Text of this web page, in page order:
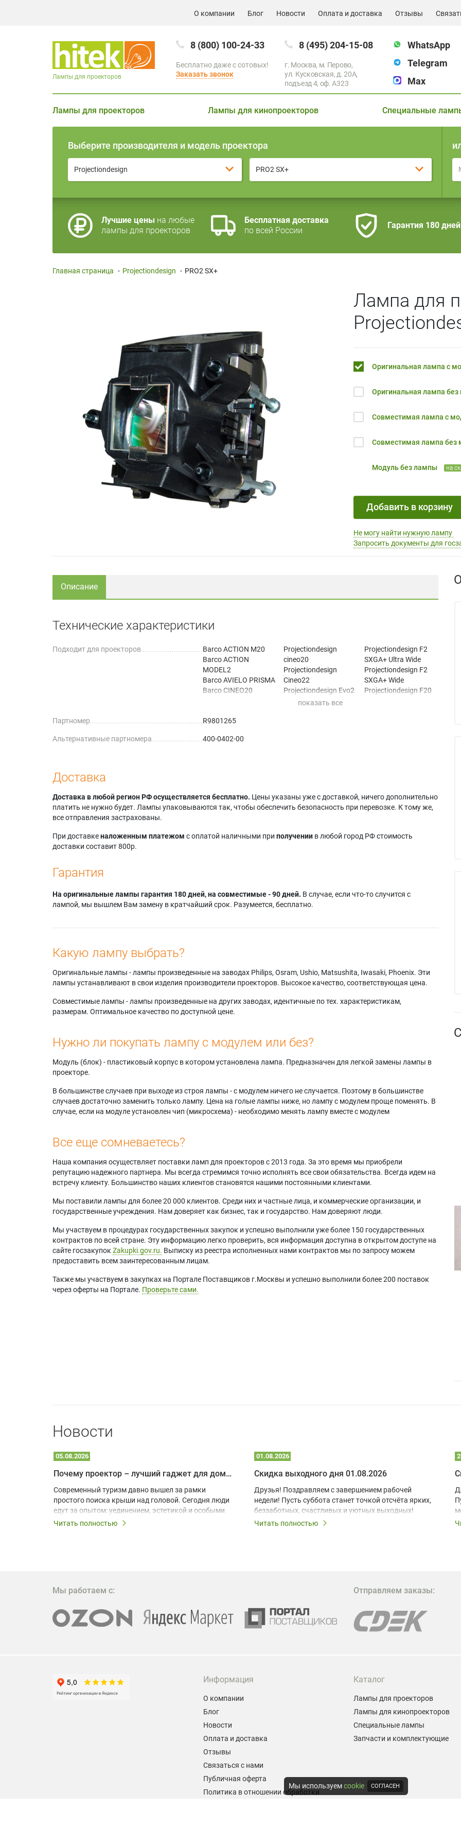
О компании Блог Новости Оплата и доставка Отзывы
8 (800) 100-24-33
Бесплатно даже с сотовых!
Заказать звонок
8 (495) 204-15-08
г. Москва, м. Перово,
ул. Кусковская, д. 20А,
подъезд 4, оф. A323
WhatsApp
Telegram
Max
Лампы для проекторов
Лампы для проекторов Лампы для кинопроекторов Специальные
Выберите производителя и модель проектора
Projectiondesign PRO2 SX+
Лучшие цены на любые
лампы для проекторов
Бесплатная доставка
по всей России
Гарантия 180 дней
Главная страница - Projectiondesign - PRO2 SX+
Лампа для
Оригинальная лампа с
Оригинальная лампа без
Совместимая лампа с
Совместимая лампа без
Модуль без лампы на
Добавить в корзину
Не могу найти нужную лампу
Запросить документы для
Описание
Технические характеристики
Подходит для проекторов
Barco ACTION M20
Barco ACTION
MODEL2
Barco AVIELO PRISMA
Barco CINEO20
Barco CVWU-31B
Barco EVO2SX+
Projectiondesign
Projectiondesign Cineo
Projectiondesign
cineo20
Projectiondesign
Cineo22
Projectiondesign Evo2
Projectiondesign EVO2
Projectiondesign
evo2sx+
Projectiondesign F2
SXGA+ Ultra Wide
Projectiondesign F2
SXGA+ Wide
Projectiondesign F20
Projectiondesign F22
SX+
WUXGA
Партномер R9801265
Альтернативные партномера 400-0402-00
Доставка
Доставка в любой регион РФ осуществляется бесплатно. Цены указаны уже с доставкой, ничего дополнительно
платить не нужно будет. Лампы упаковываются так, чтобы обеспечить безопасность при перевозке. К тому же,
все отправления застрахованы.
При доставкеналоженным платежом с оплатой наличными при получении в любой город РФ стоимость
доставки составит 800р.
Гарантия
На оригинальные лампы гарантия 180 дней, на совместимые - 90 дней. В случае, если что-то случится с
лампой, мы вышлем Вам замену в кратчайший срок. Разумеется, бесплатно.
Какую лампу выбрать?
Оригинальные лампы - лампы произведенные на заводах Philips, Osram, Ushio, Matsushita, Iwasaki, Phoenix. Эти
лампы устанавливают в свои изделия производители проекторов. Высокое качество, соответствующая цена.
Совместимые лампы - лампы произведенные на других заводах, идентичные по тех. характеристикам,
размерам. Оптимальное качество по доступной цене.
Нужно ли покупать лампу с модулем или без?
Модуль (блок) - пластиковый корпус в котором установлена лампа. Предназначен для легкой замены лампы в
проекторе.
В большинстве случаев при выходе из строя лампы - с модулем ничего не случается. Поэтому в большинстве
случаев достаточно заменить только лампу. Цена на голые лампы ниже, но лампу с модулем проще поменять. В
случае, если на модуле установлен чип (микросхема) - необходимо менять лампу вместе с модулем
Все еще сомневаетесь?
Наша компания осуществляет поставки ламп для проекторов с 2013 года. За это время мы приобрели
репутацию надежного партнера. Мы всегда стремимся точно исполнять все свои обязательства. Всегда идем на
встречу клиенту. Большинство наших клиентов становятся нашими постоянными клиентами.
Мы поставили лампы для более 20 000 клиентов. Среди них и частные лица, и коммерческие организации, и
государственные учреждения. Нам доверяет как бизнес, так и государство. Нам доверяют люди.
Мы участвуем в процедурах государственных закупок и успешно выполнили уже более 150 государственных
контрактов по всей стране. Эту информацию легко проверить, вся информация доступна в открытом доступе на
сайте госзакупок Zakupki.gov.ru. Выписку из реестра исполненных нами контрактов мы по запросу можем
предоставить всем заинтересованным лицам.
Также мы участвуем в закупках на Портале Поставщиков г.Москвы и успешно выполнили более 200 поставок
через оферты на Портале. Проверьте сами.
Новости
05.08.2026
Почему проектор – лучший гаджет для домика в глэмпинге
Современный туризм давно вышел за рамки
простого поиска крыши над головой. Сегодня люди
едут за опытом: уединением, эстетикой и особыми
ощущениями. Владельцы A-frame домов,
эффективных и бюджетных способов стать
проектора.
Читать полностью
01.08.2026
Скидка выходного дня 01.08.2026
Друзья! Поздравляем с завершением рабочей
недели! Пусть суббота станет точкой отсчёта ярких,
беззаботных, счастливых и уютных выходных!
Читать полностью
Мы работаем с: Отправляем заказы:
Информация
О компании
Блог
Новости
Оплата и доставка
Отзывы
Связаться с нами
Публичная оферта
Политика в отношении обработки
Каталог
Лампы для проекторов
Лампы для кинопроекторов
Специальные лампы
Запчасти и комплектующие
Мы используемcookie СОГЛАСЕН